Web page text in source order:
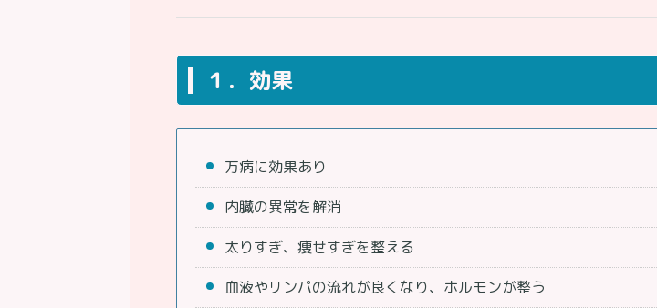
１．効果
万病に効果あり
内臓の異常を解消
太りすぎ、痩せすぎを整える
血液やリンパの流れが良くなり、ホルモンが整う